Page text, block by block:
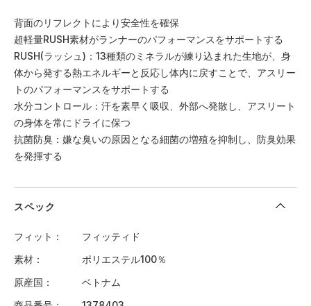
背面のリフレクトにより安全性を確保
超軽量RUSH素材がランナーのパフォーマンスをサポートする
RUSH(ラッシュ)：13種類のミネラルが練り込まれた生地が、身
体から発する熱エネルギーと反応し体内に戻すことで、アスリー
トのパフォーマンスをサポートする
水分コントロール：汗を素早く吸収、外部へ発散し、アスリート
の身体を常にドライに保つ
抗菌防臭：嫌な臭いの原因となる細菌の増殖を抑制し、防臭効果
を発揮する
スペック
フィット
フィッティド
素材
ポリエステル100％
原産国
ベトナム